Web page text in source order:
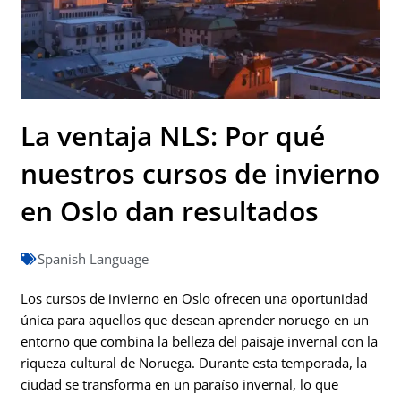
La ventaja NLS: Por qué
nuestros cursos de invierno
en Oslo dan resultados
Spanish Language
Los cursos de invierno en Oslo ofrecen una oportunidad
única para aquellos que desean aprender noruego en un
entorno que combina la belleza del paisaje invernal con la
riqueza cultural de Noruega. Durante esta temporada, la
ciudad se transforma en un paraíso invernal, lo que